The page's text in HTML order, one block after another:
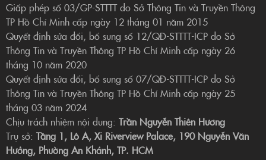
Giấp phép số 03/GP-STTTT do Sở Thông Tin và Truyền Thông
TP Hồ Chí Minh cấp ngày 12 tháng 01 năm 2015
Quyết định sửa đổi, bổ sung số 12/QĐ-STTTT-ICP do Sở
Thông Tin và Truyền Thông TP Hồ Chí Minh cấp ngày 26
tháng 10 năm 2020
Quyết định sửa đổi, bổ sung số 07/QĐ-STTTT-ICP do Sở
Thông Tin và Truyền Thông TP Hồ Chí Minh cấp ngày 25
tháng 03 năm 2024
Chịu trách nhiệm nội dung: Trần Nguyễn Thiên Hương
Trụ sở: Tầng 1, Lô A, Xi Riverview Palace, 190 Nguyễn Văn
Hưởng, Phường An Khánh, TP. HCM